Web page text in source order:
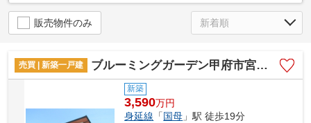
販売物件のみ
売買 | 新築一戸建 ブルーミングガーデン甲府市宮原町 1号棟
新築
3,590万円
身延線 「国母 」駅 徒歩19分